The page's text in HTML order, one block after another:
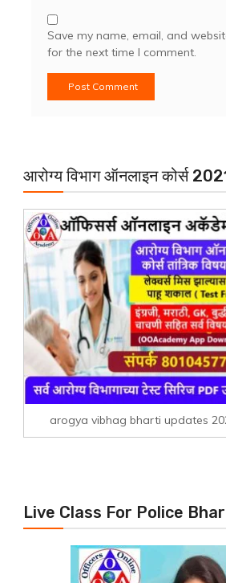
Save my name, email, and
for the next time I comment.
आरोग्य विभाग ऑनलाइन कोर्स
arogya vibhag bharti updates
Live Class For Police